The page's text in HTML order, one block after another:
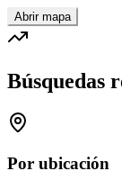
Abrir mapa
Búsquedas
Por ubicación